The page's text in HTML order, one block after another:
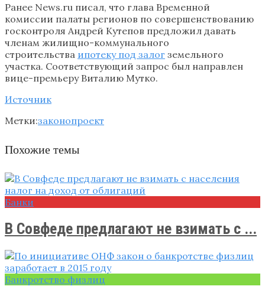
Ранее News.ru писал, что глава Временной
комиссии палаты регионов по совершенствованию
госконтроля Андрей Кутепов предложил давать
членам жилищно-коммунального
строительства ипотеку под залог земельного
участка. Соответствующий запрос был направлен
вице-премьеру Виталию Мутко.
Источник
Метки:законопроект
Похожие темы
Банки
В Совфеде предлагают не взимать с ...
Банкротство физлиц